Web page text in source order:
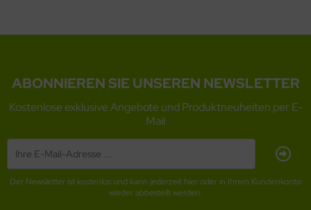
ABONNIEREN SIE UNSEREN NEWSLETTER
Kostenlose exklusive Angebote und Produktneuheiten per E-
Mail
Der Newsletter ist kostenlos und kann jederzeit hier oder in Ihrem Kundenkonto
wieder abbestellt werden.